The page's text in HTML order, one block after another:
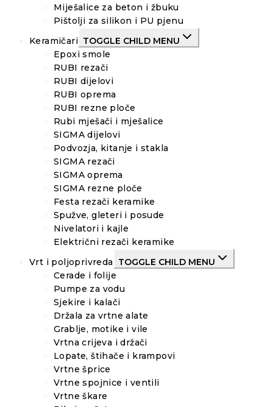
Miješalice za beton i žbuku
Pištolji za silikon i PU pjenu
Keramičari TOGGLE CHILD MENU
Epoxi smole
RUBI rezači
RUBI dijelovi
RUBI oprema
RUBI rezne ploče
Rubi mješači i mješalice
SIGMA dijelovi
Podvozja, kitanje i stakla
SIGMA rezači
SIGMA oprema
SIGMA rezne ploče
Festa rezači keramike
Spužve, gleteri i posude
Nivelatori i kajle
Električni rezači keramike
Vrt i poljoprivreda
TOGGLE CHILD MENU
Cerade i folije
Pumpe za vodu
Sjekire i kalači
Držala za vrtne alate
Grablje, motike i vile
Vrtna crijeva i držači
Lopate, štihače i krampovi
Vrtne šprice
Vrtne spojnice i ventili
Vrtne škare